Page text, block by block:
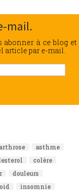
mail.
abonner à ce blog et
article par e-mail.
asthme
colère
douleurs
insomnie